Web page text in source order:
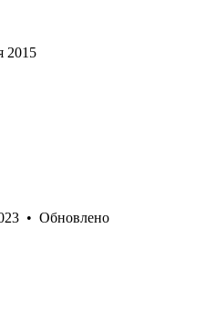
2015
• Обновлено